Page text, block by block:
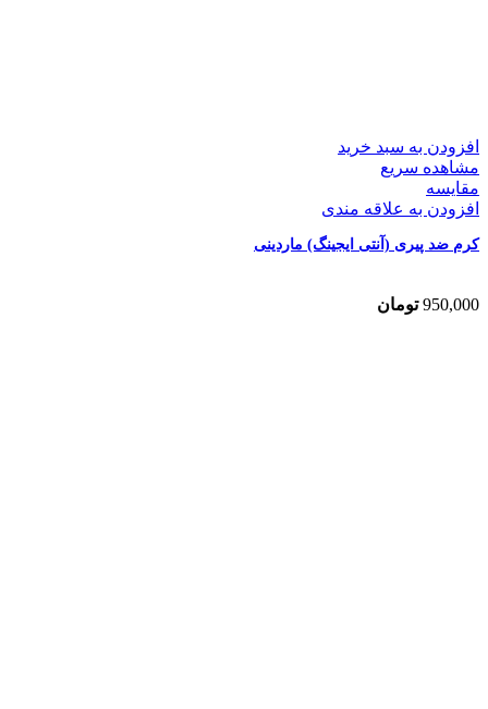
افزودن به سبد خرید
مشاهده سریع
مقایسه
افزودن به علاقه مندی
کرم ضد پیری (آنتی ایجینگ) ماردینی
950,000 تومان